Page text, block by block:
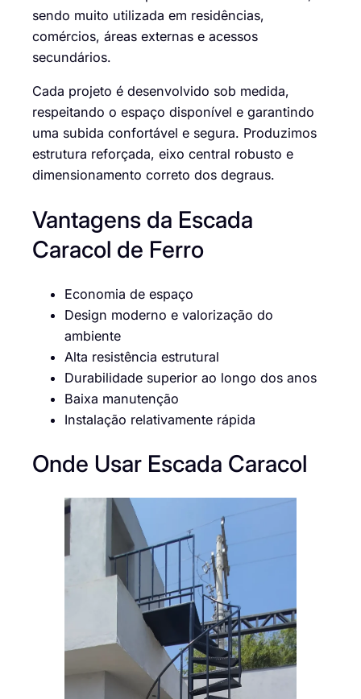
sendo muito utilizada em residências,
comércios, áreas externas e acessos
secundários.
Cada projeto é desenvolvido sob medida,
respeitando o espaço disponível e garantindo
uma subida confortável e segura. Produzimos
estrutura reforçada, eixo central robusto e
dimensionamento correto dos degraus.
Vantagens da Escada
Caracol de Ferro
Economia de espaço
Design moderno e valorização do
ambiente
Alta resistência estrutural
Durabilidade superior ao longo dos anos
Baixa manutenção
Instalação relativamente rápida
Onde Usar Escada Caracol